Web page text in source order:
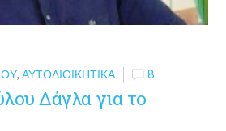
,ΑΥΤΟΔΙΟΙΚΗΤΙΚΆ 8
Δάγλα για το